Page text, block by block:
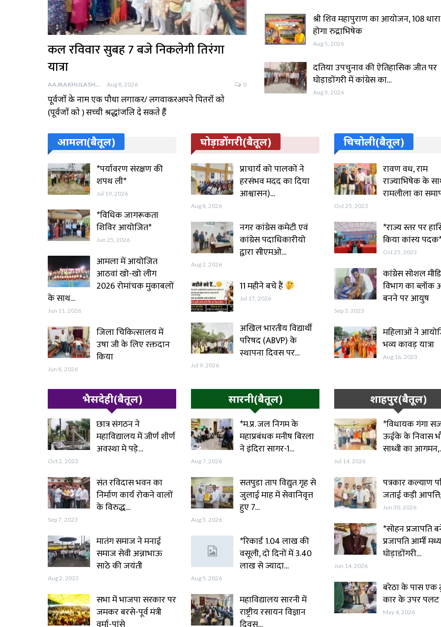
कल रविवार सुबह 7 बजे निकलेगी तिरंगा
यात्रा
AAJKAKHULASHA Aug 8, 2026 0
पूर्वजों के नाम एक पौधा लगाकर/ लगवाकरअपने पितरों को
(पूर्वजों को ) सच्ची श्रद्धांजलि दे सकते हैं
श्री शिव महापुराण का आयोजन, 108
होगा रुद्राभिषेक
Aug 5, 2026
दतिया उपचुनाव की ऐतिहासिक जीत पर
घोड़ाडोंगरी में कांग्रेस का…
Aug 3, 2026
आमला(बैतूल)
*पर्यावरण संरक्षण की
शपथ ली*
Jul 19, 2026
*विधिक जागरूकता
शिविर आयोजित*
Jun 25, 2026
आमला में आयोजित
आठवां खो-खो लीग
2026 रोमांचक मुकाबलों
के साथ…
Jun 11, 2026
जिला चिकित्सालय में
उषा जी के लिए रक्तदान
किया
Jun 8, 2026
घोड़ाडोंगरी(बैतूल)
प्राचार्य को पालकों ने
हरसंभव मदद का दिया
आश्वासन)…
Aug 8, 2026
नगर कांग्रेस कमेटी एवं
कांग्रेस पदाधिकारीयो
द्वारा सीएमओ…
Aug 2, 2026
11 महीने बचे हैं
Jul 17, 2026
अखिल भारतीय विद्यार्थी
परिषद (ABVP) के
स्थापना दिवस पर…
Jul 9, 2026
चिचोली(बैतूल)
रावण वध, राम
राज्याभिषेक के
रामलीला का
Oct 25, 2023
*राज्य स्तर पर
किया‌ कांस्य
Oct 25, 2023
कांग्रेस सोशल
विभाग का ब्लॉक
बनने पर आयुष
Sep 3, 2023
महिलाओं ने
भव्य कावड़ यात्रा
Aug 16, 2023
भैसदेही(बैतूल)
छात्र संगठन ने
महाविद्यालय में जीर्ण शीर्ण
अवस्था मे पड़े…
Oct 2, 2023
संत रविदास भवन का
निर्माण कार्य रोकने वालों
के विरुद्ध…
Sep 7, 2023
मातंग समाज ने मनाई
समाज सेवी अन्नाभाऊ
साठे की जयंती
Aug 2, 2023
सभा में भाजपा सरकार पर
जमकर बरसे-पूर्व मंत्री
सारनी(बैतूल)
*म.प्र. जल निगम के
महाप्रबंधक मनीष बिरला
ने इंदिरा सागर-1…
Aug 7, 2026
सतपुडा ताप विद्युत गृह से
जुलाई माह में सेवानिवृत्त
हुए 7…
Aug 5, 2026
*रिकार्ड 1.04 लाख की
वसूली, दो दिनों में 3.40
लाख से ज्यादा…
Aug 5, 2026
महाविद्यालय सारनी में
राष्ट्रीय रसायन विज्ञान
शाहपुर(बैतूल)
*विधायक गंगा
ऊईके के निवास
साध्वी का
Jul 14, 2026
पत्रकार कल्याण
जताई कड़ी आपत्ति;
Jun 30, 2026
*सोहन प्रजापति
प्रजापति आर्मी
घोड़ाडोंगरी…
Jun 14, 2026
बरेठा के पास एक
कार के उपर पलट
May 4, 2026